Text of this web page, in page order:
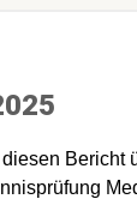
Bericht